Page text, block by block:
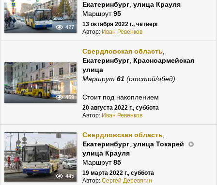
427
Екатеринбург, улица Крауля
Маршрут95
13 октября 2022 г., четверг
Автор: Иван Ревенков
469
Свердловская область,
Екатеринбург, Красноармейская
улица
Маршрут 61 (отстой/обед)
Стоит под накоплением
20 августа 2022 г., суббота
Автор: Иван Ревенков
445
Свердловская область,
Екатеринбург, улица Токарей
улица Крауля
Маршрут85
19 марта 2022 г., суббота
Автор: Сергей Деревягин